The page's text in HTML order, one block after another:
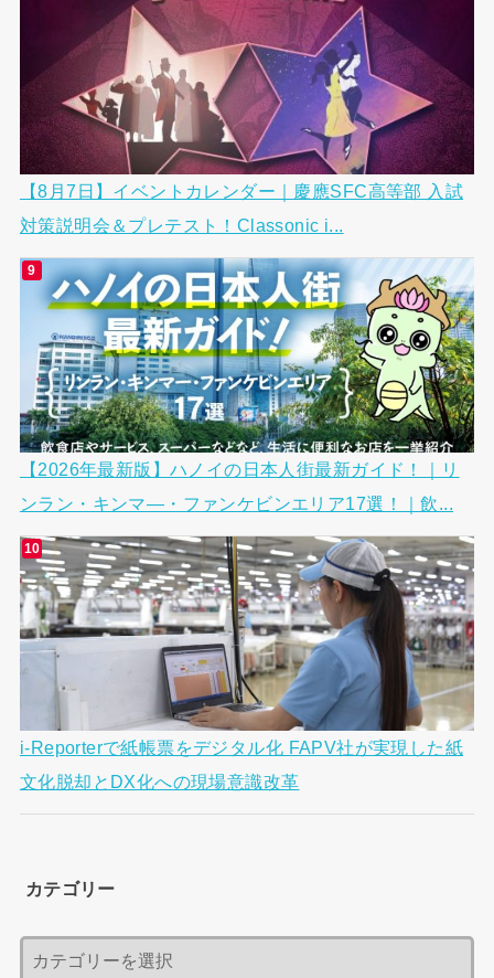
【8月7日】イベントカレンダー｜慶應SFC高等部 入試
対策説明会＆プレテスト！Classonic i...
【2026年最新版】ハノイの日本人街最新ガイド！｜リ
ンラン・キンマ―・ファンケビンエリア17選！｜飲...
i-Reporterで紙帳票をデジタル化 FAPV社が実現した紙
文化脱却とDX化への現場意識改革
カテゴリー